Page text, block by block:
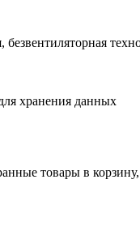
данных
товары в